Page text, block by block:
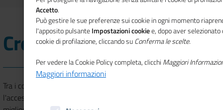
Credito
Tra i compiti delle Camere di commercio rientra quello di favorire
l'accesso delle aziende al mercato del credito e contribuire al
Accetto.
Può gestire le sue preferenze sui cookie in ogni momento
l'apposito pulsanteImpostazioni cookiee, dopo aver
cookie di profilazione, cliccando suConferma le scelte.
Per vedere la Cookie Policy completa, clicchi Maggiori
Maggiori informazioni